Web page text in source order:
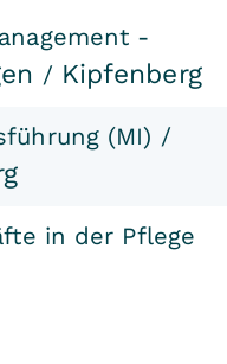
-
/ Kipfenberg
(MI) /
in der Pflege